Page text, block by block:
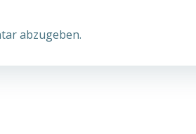
abzugeben.